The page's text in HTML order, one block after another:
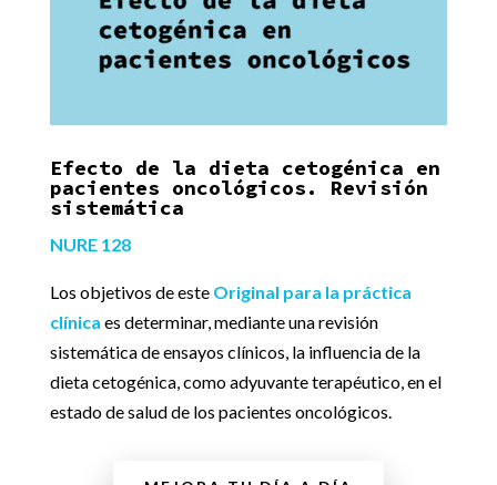
Efecto de la dieta cetogénica en
pacientes oncológicos. Revisión
sistemática
NURE 128
Los objetivos de este Original para la práctica
clínica es determinar, mediante una revisión
sistemática de ensayos clínicos, la influencia de la
dieta cetogénica, como adyuvante terapéutico, en el
estado de salud de los pacientes oncológicos.